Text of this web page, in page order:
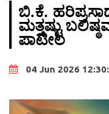
ಬಿ.ಕೆ.
ಮತ್ತಷ್ಟು
ಪಾಟೀಲ
04 Jun 2026